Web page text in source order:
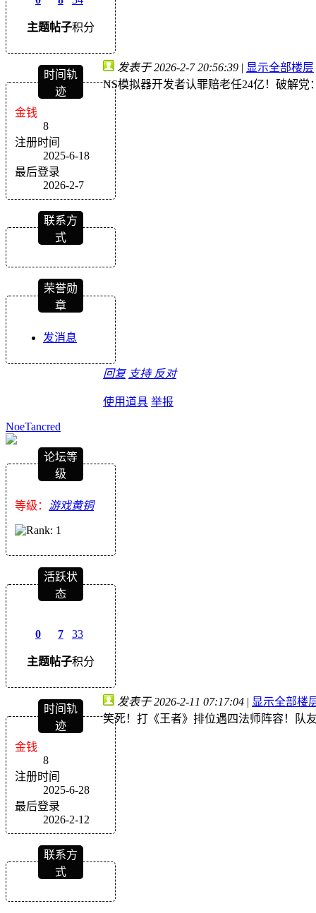
主题帖子积分
时间轨
迹
金钱
8
注册时间
2025-6-18
最后登录
2026-2-7
联系方
式
荣誉勋
章
发消息
发表于 2026-2-7 20:56:39 | 显示全部楼层
NS模拟器开发者认罪赔老任24亿！破解党
回复 支持 反对
使用道具 举报
NoeTancred
论坛等
级
等級： 游戏黄铜
活跃状
态
0
主题
7
帖子
33
积分
时间轨
迹
金钱
8
注册时间
2025-6-28
最后登录
2026-2-12
联系方
式
发表于 2026-2-11 07:17:04 | 显示全部楼
笑死！打《王者》排位遇四法师阵容！队